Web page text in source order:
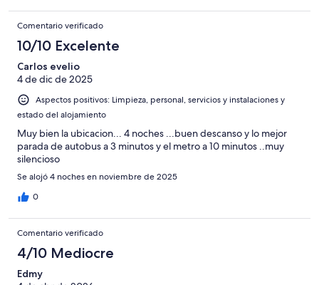
Comentario verificado
10/10 Excelente
Carlos evelio
4 de dic de 2025
Aspectos positivos: Limpieza, personal, servicios y instalaciones y
estado del alojamiento
Muy bien la ubicacion... 4 noches ...buen descanso y lo mejor
parada de autobus a 3 minutos y el metro a 10 minutos ..muy
silencioso
Se alojó 4 noches en noviembre de 2025
0
Comentario verificado
4/10 Mediocre
Edmy